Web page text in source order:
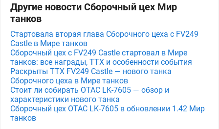
Другие новости Сборочный цех Мир
танков
Стартовала вторая глава Сборочного цеха с FV249
Castle в Мире танков
Сборочный цех с FV249 Castle стартовал в Мире
танков: все награды, ТТХ и особенности события
Раскрыты ТТХ FV249 Castle — нового танка
Сборочного цеха в Мире танков
Стоит ли собирать OTAC LK-7605 — обзор и
характеристики нового танка
Сборочный цех OTAC LK-7605 в обновлении 1.42 Мир
танков